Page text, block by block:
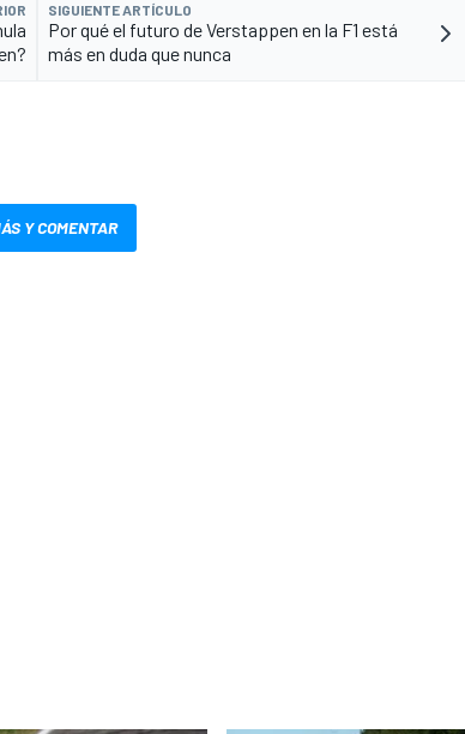
SIGUIENTE ARTÍCULO
Por qué el futuro de Verstappen en la F1 está
más en duda que nunca
Y COMENTAR